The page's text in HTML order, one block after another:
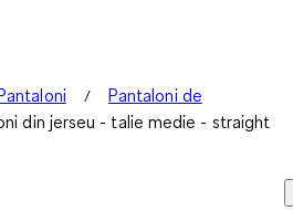
Pantaloni de
din jerseu - talie medie - straight